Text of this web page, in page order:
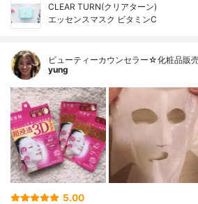
CLEAR TURN(クリアターン)
エッセンスマスク ビタミンC
ビューティーカウンセラー☆化粧品販
yung
5.00